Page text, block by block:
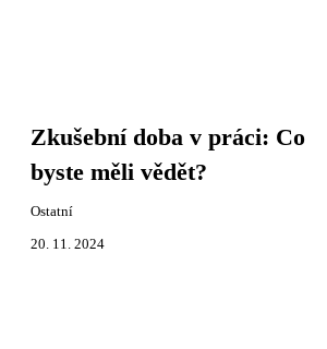
Zkušební doba v práci: Co
byste měli vědět?
Ostatní
20. 11. 2024